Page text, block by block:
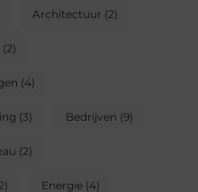
Architectuur (2)
(2)
(4)
(3) Bedrijven (9)
(2)
Energie (4)